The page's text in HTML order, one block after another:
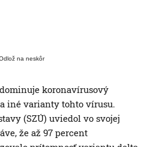
na neskôr
koronavírusový
iné varianty tohto vírusu.
(SZÚ) uviedol vo svojej
že až 97 percent